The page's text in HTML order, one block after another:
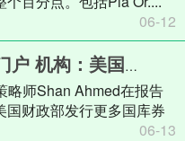
06-12
库券供应可能施压美联储加大购买
略师Shan Ahmed在报告
财政部发行更多国库券
06-13